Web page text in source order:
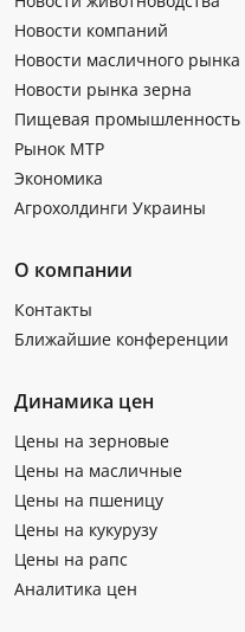
Новости компаний
Новости масличного рынка
Новости рынка зерна
Пищевая промышленность
Рынок МТР
Экономика
Агрохолдинги Украины
О компании
Контакты
Ближайшие конференции
Динамика цен
Цены на зерновые
Цены на масличные
Цены на пшеницу
Цены на кукурузу
Цены на рапс
Аналитика цен